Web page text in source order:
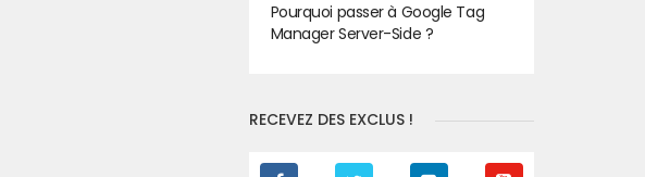
Pourquoi passer à Google Tag
Manager Server-Side ?
RECEVEZ DES EXCLUS !